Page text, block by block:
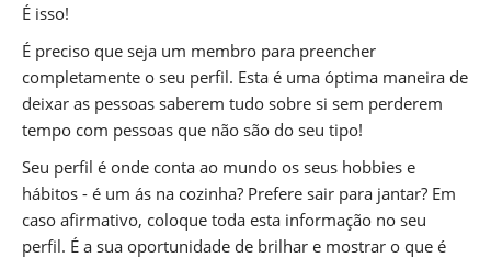
É isso!
É preciso que seja um membro para preencher
completamente o seu perfil. Esta é uma óptima maneira de
deixar as pessoas saberem tudo sobre si sem perderem
tempo com pessoas que não são do seu tipo!
Seu perfil é onde conta ao mundo os seus hobbies e
hábitos - é um ás na cozinha? Prefere sair para jantar? Em
caso afirmativo, coloque toda esta informação no seu
perfil. É a sua oportunidade de brilhar e mostrar o que é